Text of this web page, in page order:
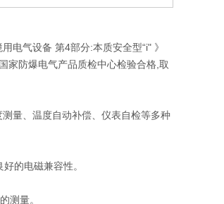
电气设备 第4部分:本质安全型“i" 》
家防爆电气产品质检中心检验合格,取
量、温度自动补偿、仪表自检等多种
的电磁兼容性。
测量。